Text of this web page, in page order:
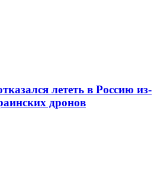
лететь в Россию из-
дронов